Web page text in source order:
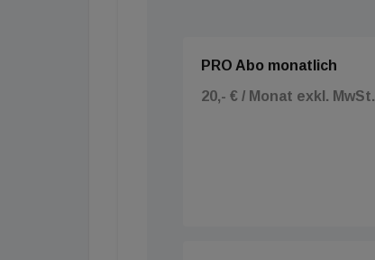
PRO Abo monatlich
20,- € / Monat exkl. MwSt.